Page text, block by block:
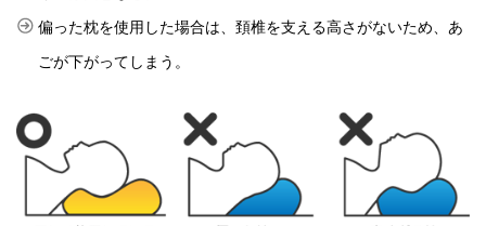
偏った枕を使用した場合は、頚椎を支える高さがないため、あ
ごが下がってしまう。